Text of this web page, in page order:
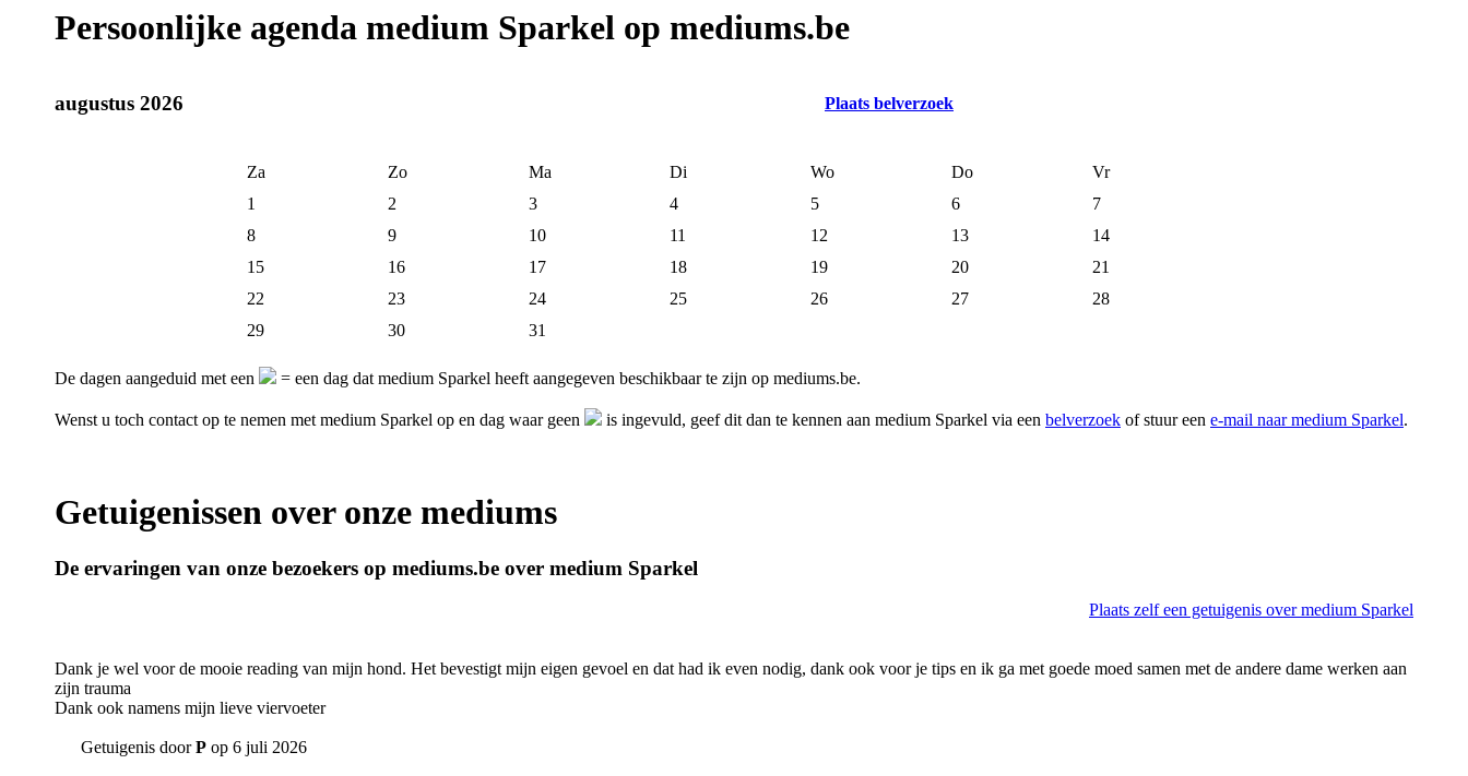
Persoonlijke agenda medium Sparkel op mediums.be
augustus 2026 Plaats belverzoek
Za Zo Ma Di Wo Do
Vr
1
2 3 4 5 6
7
8
9 10 11 12 13
14
15
16 17 18 19 20
21
22
23 24 25 26 27
28
29
30 31
De dagen aangeduid met een = een dag dat medium Sparkel heeft aangegeven beschikbaar te zijn op mediums.be.
Wenst u toch contact op te nemen met medium Sparkel op en dag waar geen is ingevuld, geef dit dan te kennen aan medium Sparkel via een belverzoek of stuur een e-mail naar medium Sparkel.
Getuigenissen over onze mediums
De ervaringen van onze bezoekers op mediums.be over medium Sparkel
Plaats zelf een getuigenis over medium Sparkel
Dank je wel voor de mooie reading van mijn hond. Het bevestigt mijn eigen gevoel en dat had ik even nodig, dank ook voor je tips en ik ga met goede moed samen met de andere dame werken aan
zijn trauma
Dank ook namens mijn lieve viervoeter
Getuigenis doorP op 6 juli 2026